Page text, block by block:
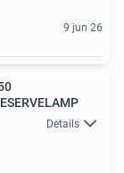
9 jun 26
Details